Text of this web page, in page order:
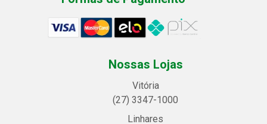
Nossas Lojas
Vitória
(27) 3347-1000
Linhares